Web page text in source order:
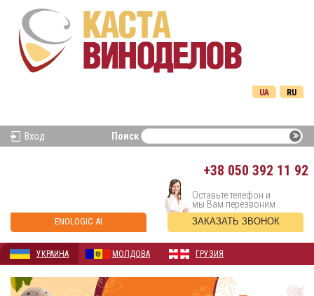
RU
UA
Вход Поиск
+38 050 392 11 92
ENOLOGIC AI
Оставьте телефон и
мы Вам перезвоним
ЗАКАЗАТЬ ЗВОНОК
УКРАИНА МОЛДОВА ГРУЗИЯ